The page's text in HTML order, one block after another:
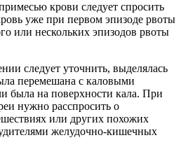
крови следует спросить
уже при первом эпизоде рвоты
или нескольких эпизодов рвоты
следует уточнить, выделялась
перемешана с каловыми
была на поверхности кала. При
нужно расспросить о
или других похожих
желудочно-кишечных